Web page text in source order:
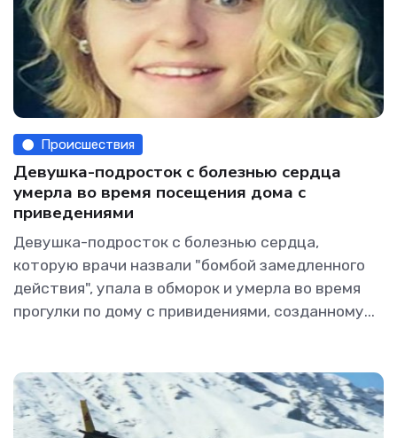
Происшествия
Девушка-подросток с болезнью сердца
умерла во время посещения дома с
приведениями
Девушка-подросток с болезнью сердца,
которую врачи назвали "бомбой замедленного
действия", упала в обморок и умерла во время
прогулки по дому с привидениями, созданному...